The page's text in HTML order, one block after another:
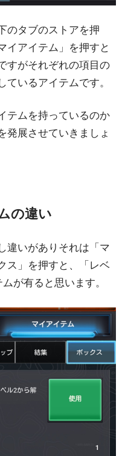
のタブのストアを押
イアイテム」を押すと
すがそれぞれの項目の
いるアイテムです。
テムを持っているのか
発展させていきましょ
の違い
違いがありそれは「マ
ス」を押すと、「レベ
が有ると思います。